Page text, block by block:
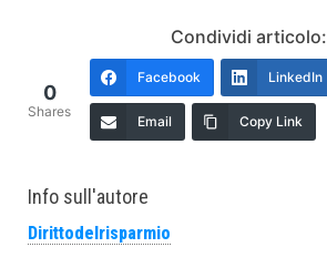
Condividi articolo:
0
Shares
Facebook LinkedIn
Email Copy Link
Info sull'autore
Dirittodelrisparmio